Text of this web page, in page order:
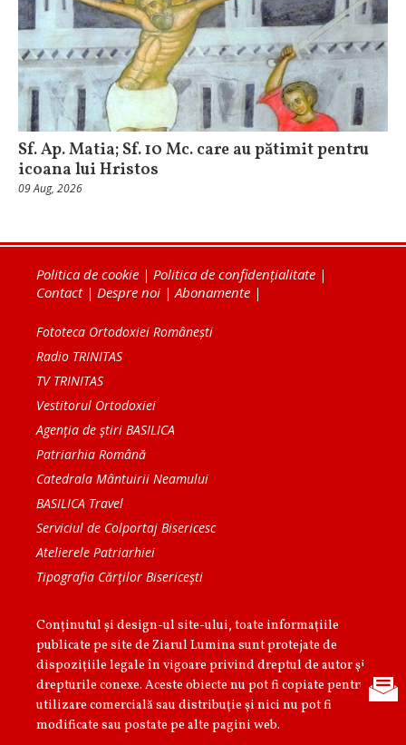
Sf. Ap. Matia; Sf. 10 Mc. care au pătimit pentru
icoana lui Hristos
09 Aug, 2026
Politica de cookie | Politica de confidențialitate |
Contact| Despre noi |Abonamente |
Fototeca Ortodoxiei Românești
Radio TRINITAS
TV TRINITAS
Vestitorul Ortodoxiei
Agenţia de ştiri BASILICA
Patriarhia Română
Catedrala Mântuirii Neamului
BASILICA Travel
Serviciul de Colportaj Bisericesc
Atelierele Patriarhiei
Tipografia Cărţilor Bisericeşti
Conținutul și design-ul site-ului, toate informaţiile
publicate pe site de Ziarul Lumina sunt protejate de
dispoziţiile legale în vigoare privind dreptul de autor şi
drepturile conexe. Aceste obiecte nu pot fi copiate pentru
utilizare comercială sau distribuţie şi nici nu pot fi
modificate sau postate pe alte pagini web.